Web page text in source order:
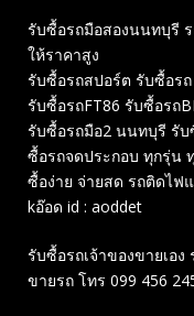
รับซื้อรถมือสองนนทบุรี
ให้ราคาสูง
รับซื้อรถสปอร์ต รับซื้อรถ
รับซื้อรถFT86 รับซื้อรถ
รับซื้อรถมือ2 นนทบุรี รับ
ซื้อรถจดประกอบ ทุกรุ่น
ซื้อง่าย จ่ายสด รถติดไฟ
kอ๊อด id : aoddet
รับซื้อรถเจ้าของขายเอ
ขายรถ โทร 099 456